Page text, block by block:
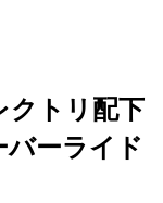
トリ配下
ーライド